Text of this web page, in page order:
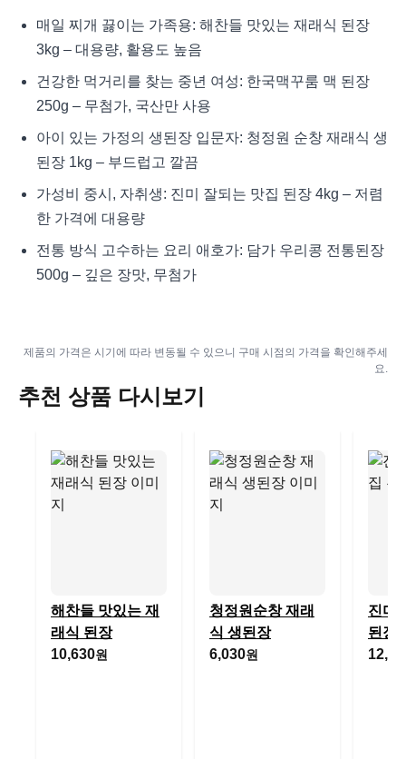
매일 찌개 끓이는 가족용: 해찬들 맛있는 재래식 된장
3kg – 대용량, 활용도 높음
건강한 먹거리를 찾는 중년 여성: 한국맥꾸룸 맥 된장
250g – 무첨가, 국산만 사용
아이 있는 가정의 생된장 입문자: 청정원 순창 재래식 생
된장 1kg – 부드럽고 깔끔
가성비 중시, 자취생: 진미 잘되는 맛집 된장 4kg – 저렴
한 가격에 대용량
전통 방식 고수하는 요리 애호가: 담가 우리콩 전통된장
500g – 깊은 장맛, 무첨가
제품의 가격은 시기에 따라 변동될 수 있으니 구매 시점의 가격을 확인해주세
요.
추천 상품 다시보기
해찬들 맛있는 재
래식 된장
10,630원
청정원순창 재래
식 생된장
6,030원
진미
된장